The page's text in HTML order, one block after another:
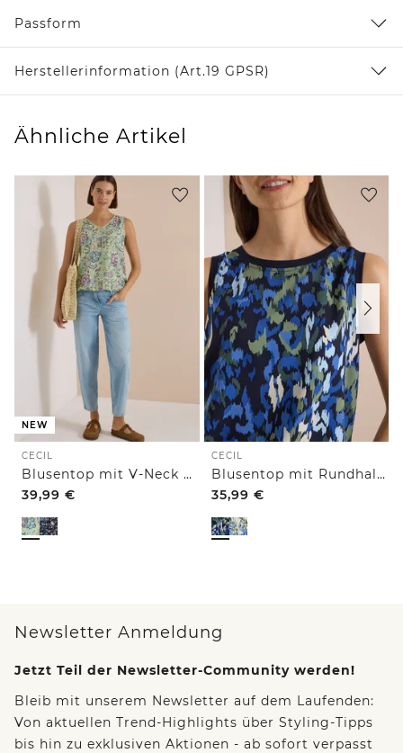
Passform
Herstellerinformation (Art.19 GPSR)
Ähnliche Artikel
NEW
CECIL
Blusentop mit V-Neck und Print
39,99 €
CECIL
Blusentop mit Rundhals und Print
35,99 €
Newsletter Anmeldung
Jetzt Teil der Newsletter-Community werden!
Bleib mit unserem Newsletter auf dem Laufenden:
Von aktuellen Trend-Highlights über Styling-Tipps
bis hin zu exklusiven Aktionen - ab sofort verpasst